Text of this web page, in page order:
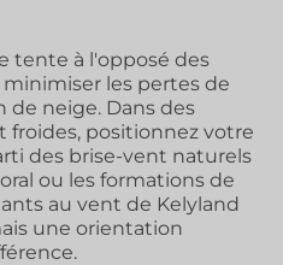
tente à l'opposé des
les pertes de
neige. Dans des
positionnez votre
des brise-vent naturels
ou les formations de
au vent de Kelyland
une orientation